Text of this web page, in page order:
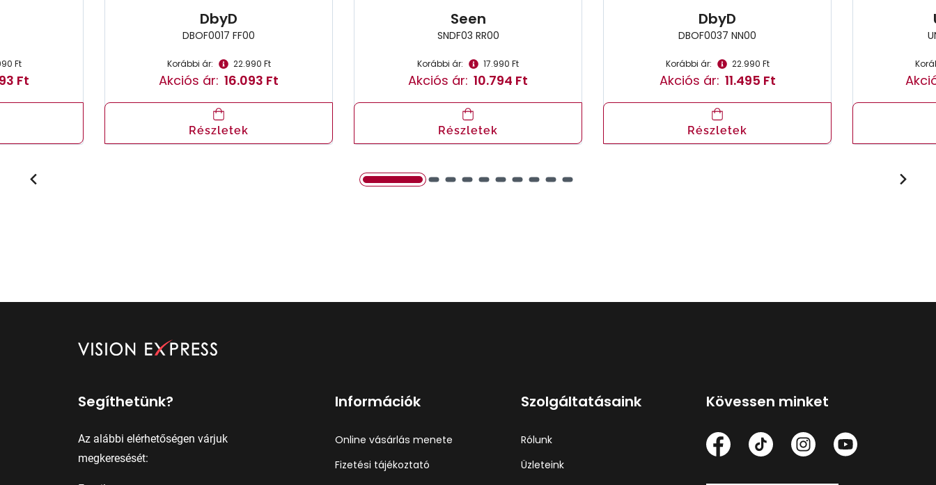
Ft
Ft
DbyD
DBOF0017 FF00
Korábbi ár: 22.990 Ft
Akciós ár: 16.093 Ft
Részletek
Seen
SNDF03 RR00
Korábbi ár: 17.990 Ft
Akciós ár: 10.794 Ft
Részletek
DbyD
DBOF0037 NN00
Korábbi ár: 22.990 Ft
Akciós ár: 11.495 Ft
Részletek
Segíthetünk?
Az alábbi elérhetőségen várjuk
megkeresését:
Információk
Online vásárlás menete
Fizetési tájékoztató
Szolgáltatásaink
Rólunk
Üzleteink
Kövessen minket